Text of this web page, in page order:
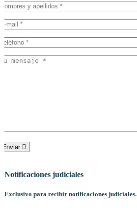
Enviar
Notificaciones judiciales
Exclusivo para recibir notificaciones judiciales.